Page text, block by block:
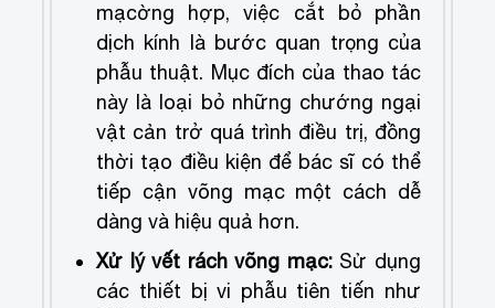
mạcờng hợp, việc cắt bỏ phần
dịch kính là bước quan trọng của
phẫu thuật. Mục đích của thao tác
này là loại bỏ những chướng ngại
vật cản trở quá trình điều trị, đồng
thời tạo điều kiện để bác sĩ có thể
tiếp cận võng mạc một cách dễ
dàng và hiệu quả hơn.
Xử lý vết rách võng mạc: Sử dụng
các thiết bị vi phẫu tiên tiến như